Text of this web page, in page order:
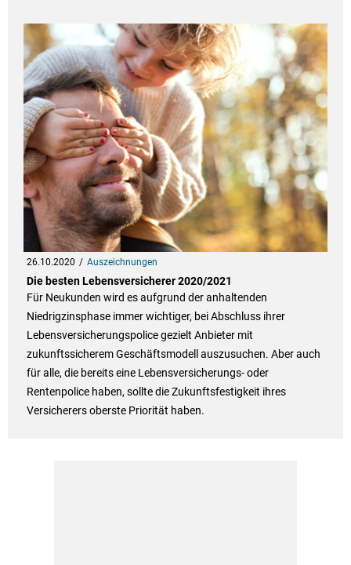
26.10.2020 Auszeichnungen
Die besten Lebensversicherer 2020/2021
Für Neukunden wird es aufgrund der anhaltenden
Niedrigzinsphase immer wichtiger, bei Abschluss ihrer
Lebensversicherungspolice gezielt Anbieter mit
zukunftssicherem Geschäftsmodell auszusuchen. Aber auch
für alle, die bereits eine Lebensversicherungs- oder
Rentenpolice haben, sollte die Zukunftsfestigkeit ihres
Versicherers oberste Priorität haben.